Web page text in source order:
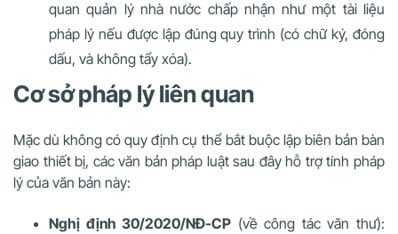
quan quản lý nhà nước chấp nhận như một tài liệu
pháp lý nếu được lập đúng quy trình (có chữ ký, đóng
dấu, và không tẩy xóa).
Cơ sở pháp lý liên quan
Mặc dù không có quy định cụ thể bắt buộc lập biên bản bàn
giao thiết bị, các văn bản pháp luật sau đây hỗ trợ tính pháp
lý của văn bản này:
Nghị định 30/2020/NĐ-CP (về công tác văn thư):